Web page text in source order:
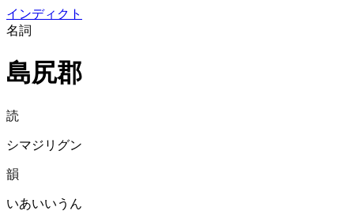
インディクト
名詞
島尻郡
読
シマジリグン
韻
いあいいうん